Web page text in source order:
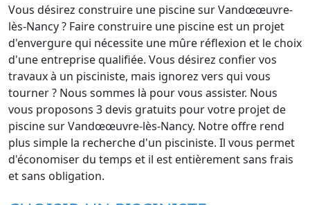
Vous désirez construire une piscine sur Vandœœuvre-
lès-Nancy ? Faire construire une piscine est un projet
d'envergure qui nécessite une mûre réflexion et le choix
d'une entreprise qualifiée. Vous désirez confier vos
travaux à un pisciniste, mais ignorez vers qui vous
tourner ? Nous sommes là pour vous assister. Nous
vous proposons 3 devis gratuits pour votre projet de
piscine sur Vandœœuvre-lès-Nancy. Notre offre rend
plus simple la recherche d'un pisciniste. Il vous permet
d'économiser du temps et il est entièrement sans frais
et sans obligation.